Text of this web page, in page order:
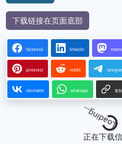
下载链接在页面底部
facebook linkedin
pinterest reddit
vkontakte whatsapp 复
正在下载